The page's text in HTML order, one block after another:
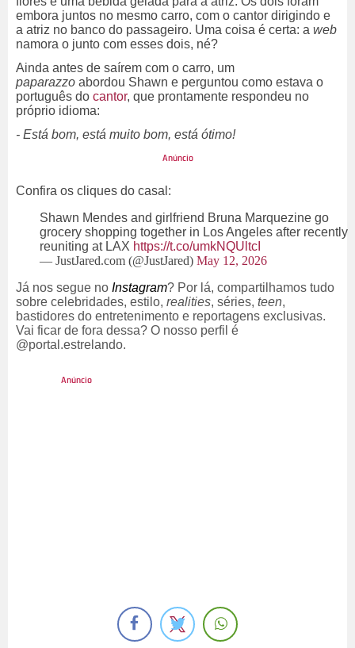
embora juntos no mesmo carro, com o cantor dirigindo e
a atriz no banco do passageiro. Uma coisa é certa: a web
namora o junto com esses dois, né?
Ainda antes de saírem com o carro, um
paparazzo abordou Shawn e perguntou como estava o
português do cantor, que prontamente respondeu no
próprio idioma:
- Está bom, está muito bom, está ótimo!
Confira os cliques do casal:
Shawn Mendes and girlfriend Bruna Marquezine go
grocery shopping together in Los Angeles after recently
reuniting at LAX https://t.co/umkNQUltcI
— JustJared.com (@JustJared) May 12, 2026
Já nos segue no Instagram? Por lá, compartilhamos tudo
sobre celebridades, estilo, realities, séries, teen,
bastidores do entretenimento e reportagens exclusivas.
Vai ficar de fora dessa? O nosso perfil é
@portal.estrelando.